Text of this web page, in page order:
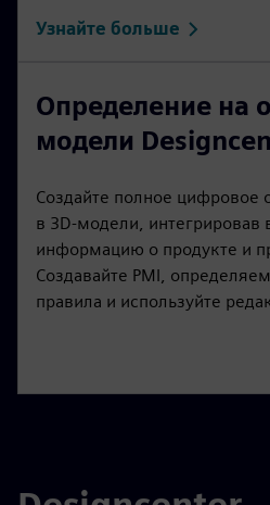
Узнайте больше
Определение на
модели
Создайте полное цифровое
в 3D-модели, интегрировав
информацию о продукте и
Создавайте PMI,
правила и используйте